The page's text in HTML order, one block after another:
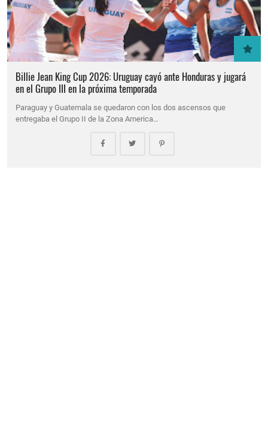
Billie Jean King Cup 2026: Uruguay cayó ante Honduras y jugará
en el Grupo III en la próxima temporada
Paraguay y Guatemala se quedaron con los dos ascensos que
entregaba el Grupo II de la Zona America…